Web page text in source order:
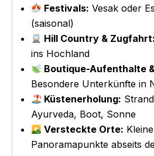
Festivals: Vesak oder
(saisonal)
Hill Country & Zugfahrt:
ins Hochland
Boutique-Aufenthalte
Besondere Unterkünfte in
Küstenerholung:
Ayurveda, Boot, Sonne
Versteckte Orte:
Panoramapunkte abseits